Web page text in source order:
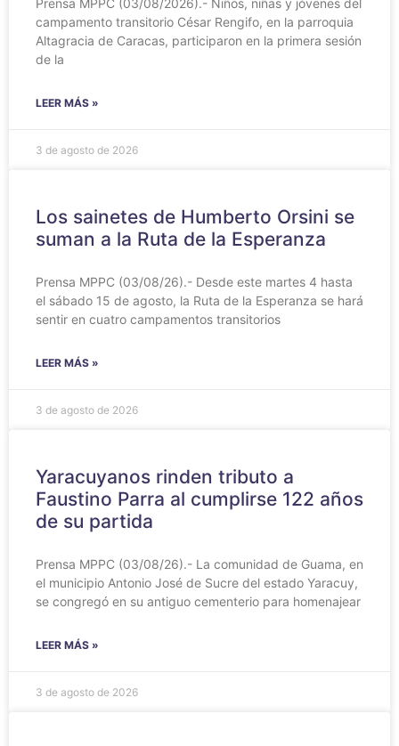
Prensa MPPC (03/08/2026).- Niños, niñas y jóvenes del
campamento transitorio César Rengifo, en la parroquia
Altagracia de Caracas, participaron en la primera sesión
de la
LEER MÁS »
3 de agosto de 2026
Los sainetes de Humberto Orsini se
suman a la Ruta de la Esperanza
Prensa MPPC (03/08/26).- Desde este martes 4 hasta
el sábado 15 de agosto, la Ruta de la Esperanza se hará
sentir en cuatro campamentos transitorios
LEER MÁS »
3 de agosto de 2026
Yaracuyanos rinden tributo a
Faustino Parra al cumplirse 122 años
de su partida
Prensa MPPC (03/08/26).- La comunidad de Guama, en
el municipio Antonio José de Sucre del estado Yaracuy,
se congregó en su antiguo cementerio para homenajear
LEER MÁS »
3 de agosto de 2026